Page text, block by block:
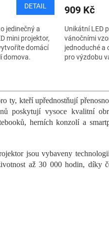
DETAIL
jedinečný a
mini projektor,
domácí
domova.
909 Kč
Unikátní LED
vánočními
jednoduché a
pro výzdobu
v
l
á
a
p
r
ty, kteří upřednostňují
poskytují vysoce kvalitní
herních konzolí a
jsou vybaveny
až 30 000 hodin, díky